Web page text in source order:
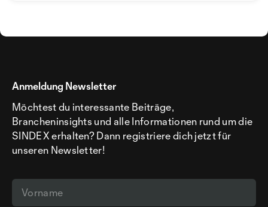
Anmeldung Newsletter
Möchtest du interessante Beiträge,
Brancheninsights und alle Informationen rund um die
SINDEX erhalten? Dann registriere dich jetzt für
unseren Newsletter!